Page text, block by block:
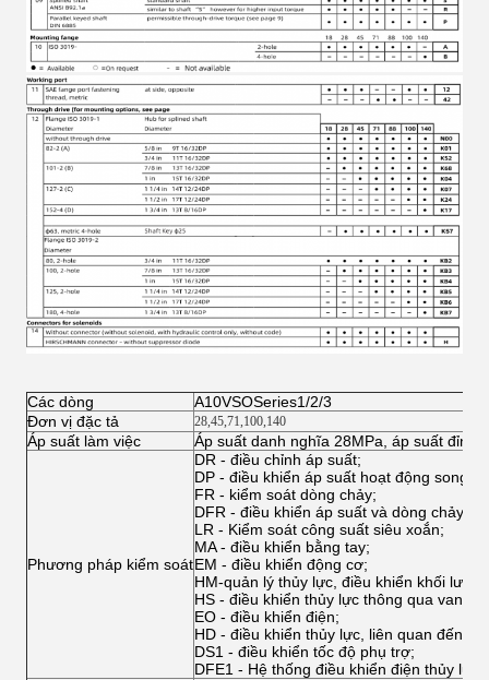
Các dòng
A10VSOSeries1/2/3
Đơn vị đặc tả
28,45,71,100,140
Áp suất làm việc Áp suất danh nghĩa 28MPa, áp suất đỉnh
Phương pháp kiểm soát
DR - điều chỉnh áp suất;
DP - điều khiển áp suất hoạt động song
FR - kiểm soát dòng chảy;
DFR - điều khiển áp suất và dòng chảy;
LR - Kiểm soát công suất siêu xoắn;
MA - điều khiển bằng tay;
EM - điều khiển động cơ;
HM-quản lý thủy lực, điều khiển khối
HS - điều khiển thủy lực thông qua van
EO - điều khiển điện;
HD - điều khiển thủy lực, liên quan đến áp
DS1 - điều khiển tốc độ phụ trợ;
DFE1 - Hệ thống điều khiển điện thủy lực.